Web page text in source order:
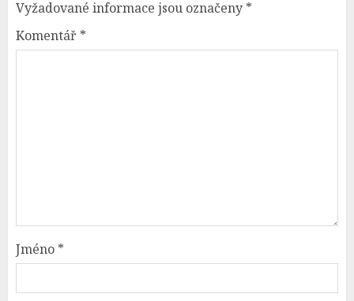
Vyžadované informace jsou označeny *
Komentář *
Jméno *